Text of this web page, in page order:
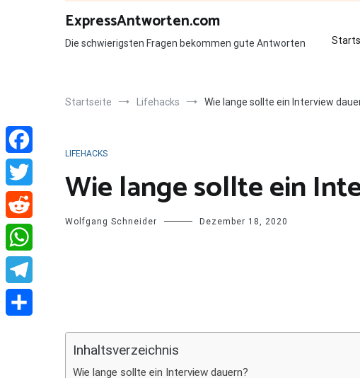
ExpressAntworten.com
Die schwierigsten Fragen bekommen gute Antworten
Startseite Lifehacks Wie lange sollte ein Interview
LIFEHACKS
Wie lange sollte ein
Wolfgang Schneider Dezember 18, 2020
Inhaltsverzeichnis
Wie lange sollte ein Interview dauern?
Facebook
Twitter
Reddit
WhatsApp
Telegram